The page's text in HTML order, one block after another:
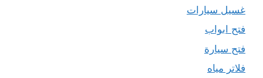
غسيل سيارات
فتح ابواب
فتح سيارة
فلاتر مياه